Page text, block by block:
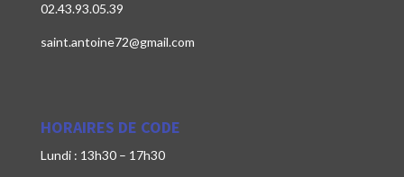
02.43.93.05.39
saint.antoine72@gmail.com
HORAIRES DE CODE
Lundi : 13h30 – 17h30